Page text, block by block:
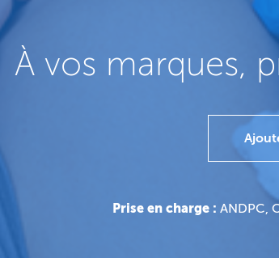
À vos marques,
Prise en charge : ANDPC,